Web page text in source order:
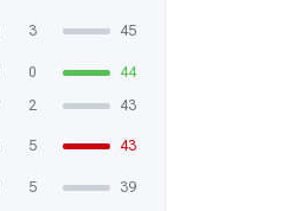
3 45
0
44
2 43
5 43
5
39